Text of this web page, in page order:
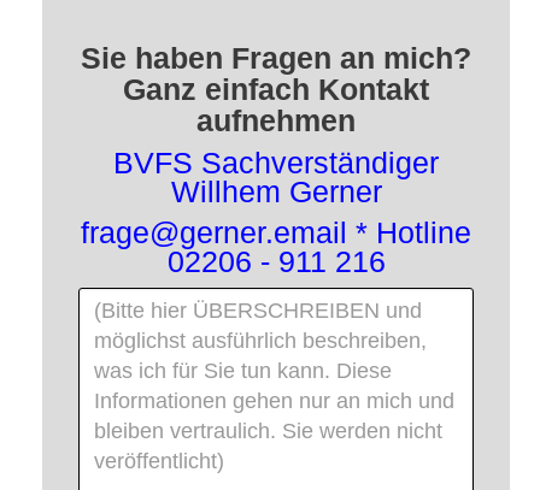
Sie haben Fragen an mich?
Ganz einfach Kontakt
aufnehmen
BVFS Sachverständiger
Willhem Gerner
frage@gerner.email * Hotline
02206 - 911 216